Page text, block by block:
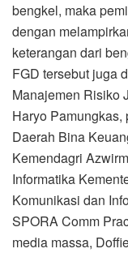
bengkel, maka
dengan
keterangan dari
FGD tersebut juga
Manajemen Risiko
Haryo
Daerah Bina
Kemendagri
Informatika
Komunikasi dan
SPORA Comm
media massa,